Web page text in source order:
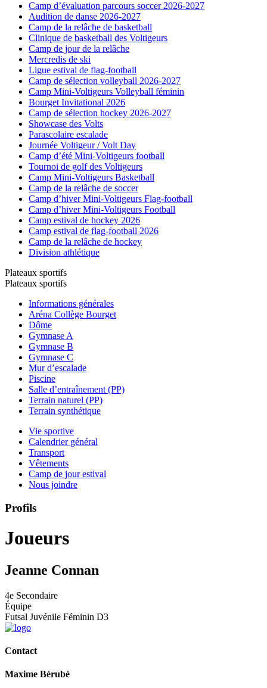
Camp d’évaluation parcours soccer 2026-2027
Audition de danse 2026-2027
Camp de la relâche de basketball
Clinique de basketball des Voltigeurs
Camp de jour de la relâche
Mercredis de ski
Ligue estival de flag-football
Camp de sélection volleyball 2026-2027
Camp Mini-Voltigeurs Volleyball féminin
Bourget Invitational 2026
Camp de sélection hockey 2026-2027
Showcase des Volts
Parascolaire escalade
Journée Voltigeur / Volt Day
Camp d’été Mini-Voltigeurs football
Tournoi de golf des Voltigeurs
Camp Mini-Voltigeurs Basketball
Camp de la relâche de soccer
Camp d’hiver Mini-Voltigeurs Flag-football
Camp d’hiver Mini-Voltigeurs Football
Camp estival de hockey 2026
Camp estival de flag-football 2026
Camp de la relâche de hockey
Division athlétique
Plateaux sportifs
Plateaux sportifs
Informations générales
Aréna Collège Bourget
Dôme
Gymnase A
Gymnase B
Gymnase C
Mur d’escalade
Piscine
Salle d’entraînement (PP)
Terrain naturel (PP)
Terrain synthétique
Vie sportive
Calendrier général
Transport
Vêtements
Camp de jour estival
Nous joindre
Profils
Joueurs
Jeanne Connan
4e Secondaire
Équipe
Futsal Juvénile Féminin D3
Contact
Maxime Bérubé